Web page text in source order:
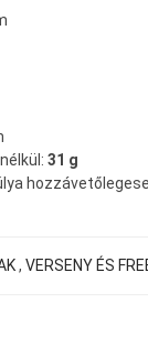
31 g
, VERSENY ÉS